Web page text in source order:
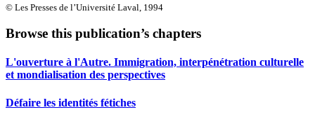
© Les Presses de l’Université Laval, 1994
Browse this publication’s chapters
L'ouverture à l'Autre. Immigration, interpénétration culturelle
et mondialisation des perspectives
Défaire les identités fétiches